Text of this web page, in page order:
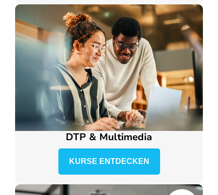
DTP & Multimedia
KURSE ENTDECKEN